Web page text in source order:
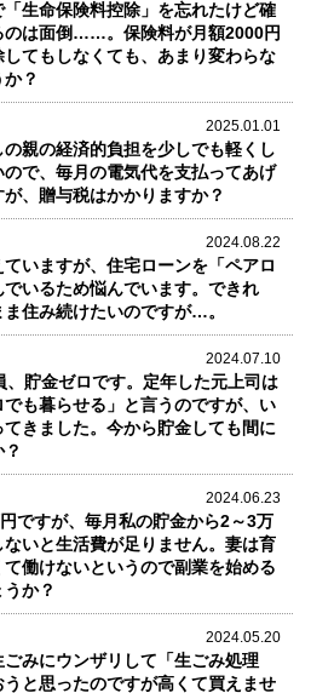
「生命保険料控除」を忘れたけど確
のは面倒……。保険料が月額2000円
してもしなくても、あまり変わらな
？
2025.01.01
の親の経済的負担を少しでも軽くし
ので、毎月の電気代を支払ってあげ
、贈与税はかかりますか？
2024.08.22
ていますが、住宅ローンを「ペアロ
でいるため悩んでいます。できれ
ま住み続けたいのですが…。
2024.07.10
、貯金ゼロです。定年した元上司は
でも暮らせる」と言うのですが、い
てきました。今から貯金しても間に
2024.06.23
ですが、毎月私の貯金から2～3万
ないと生活費が足りません。妻は育
て働けないというので副業を始める
か？
2024.05.20
ごみにウンザリして「生ごみ処理
うと思ったのですが高くて買えませ